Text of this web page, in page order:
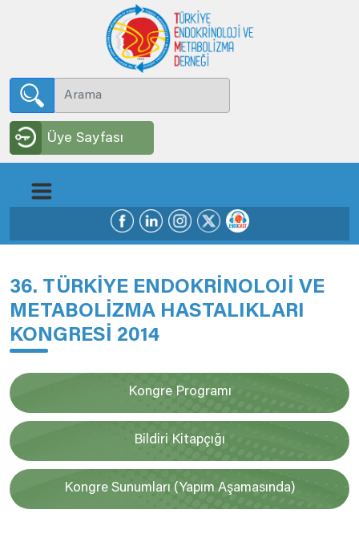
Üye Sayfası
36. TÜRKİYE ENDOKRİNOLOJİ VE
METABOLİZMA HASTALIKLARI
KONGRESİ 2014
Kongre Programı
Bildiri Kitapçığı
Kongre Sunumları (Yapım Aşamasında)